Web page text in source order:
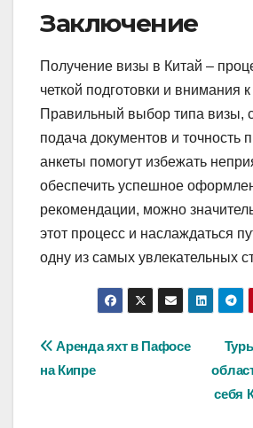
Заключение
Получение визы в Китай –
четкой подготовки и внимания
Правильный выбор типа визы,
подача документов и точность
анкеты помогут избежать
обеспечить успешное
рекомендации, можно
этот процесс и наслаждаться
одну из самых увлекательных
Навигация
себя
Аренда яхт в Пафосе
на Кипре